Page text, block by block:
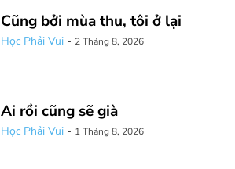
Cũng bởi mùa thu, tôi ở lại
Học Phải Vui - 2 Tháng 8, 2026
Ai rồi cũng sẽ già
Học Phải Vui - 1 Tháng 8, 2026